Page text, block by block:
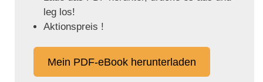
leg los!
Aktionspreis !
Mein PDF-eBook herunterladen